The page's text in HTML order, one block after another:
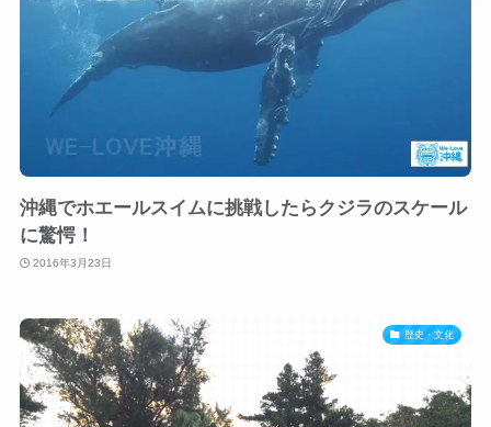
沖縄でホエールスイムに挑戦したらクジラのスケール
に驚愕！
2016年3月23日
歴史・文化